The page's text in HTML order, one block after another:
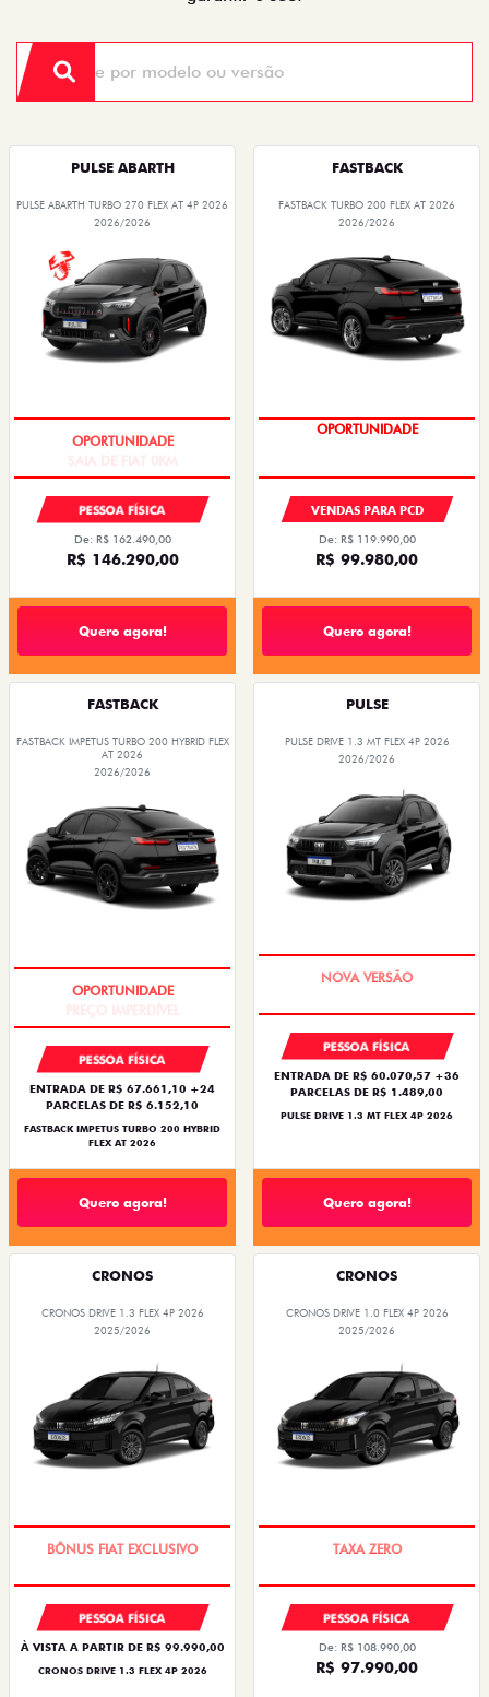
PULSE ABARTH
PULSE ABARTH TURBO 270 FLEX AT 4P 2026
2026/2026
PESSOA FÍSICA
De: R$ 162.490,00
R$ 146.290,00
Quero agora!
FASTBACK
FASTBACK TURBO 200 FLEX AT 2026
2026/2026
OPORTUNIDADE
VENDAS PARA PCD
De: R$ 119.990,00
R$ 99.980,00
Quero agora!
FASTBACK
FASTBACK IMPETUS TURBO 200 HYBRID FLEX
AT 2026
2026/2026
PESSOA FÍSICA
ENTRADA DE R$ 67.661,10 +24
PARCELAS DE R$ 6.152,10
FASTBACK IMPETUS TURBO 200 HYBRID
FLEX AT 2026
Quero agora!
PULSE
PULSE DRIVE 1.3 MT FLEX 4P 2026
2026/2026
PREÇO IMPERDÍVEL
PESSOA FÍSICA
ENTRADA DE R$ 60.070,57 +36
PARCELAS DE R$ 1.489,00
PULSE DRIVE 1.3 MT FLEX 4P 2026
Quero agora!
CRONOS
CRONOS DRIVE 1.3 FLEX 4P 2026
2025/2026
PESSOA FÍSICA
À VISTA A PARTIR DE R$ 99.990,00
CRONOS DRIVE 1.3 FLEX 4P 2026
CRONOS
CRONOS DRIVE 1.0 FLEX 4P 2026
2025/2026
PESSOA FÍSICA
De: R$ 108.990,00
R$ 97.990,00